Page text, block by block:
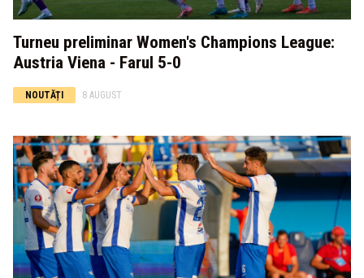
Turneu preliminar Women's Champions League:
Austria Viena - Farul 5-0
NOUTĂȚI 8 AUGUST